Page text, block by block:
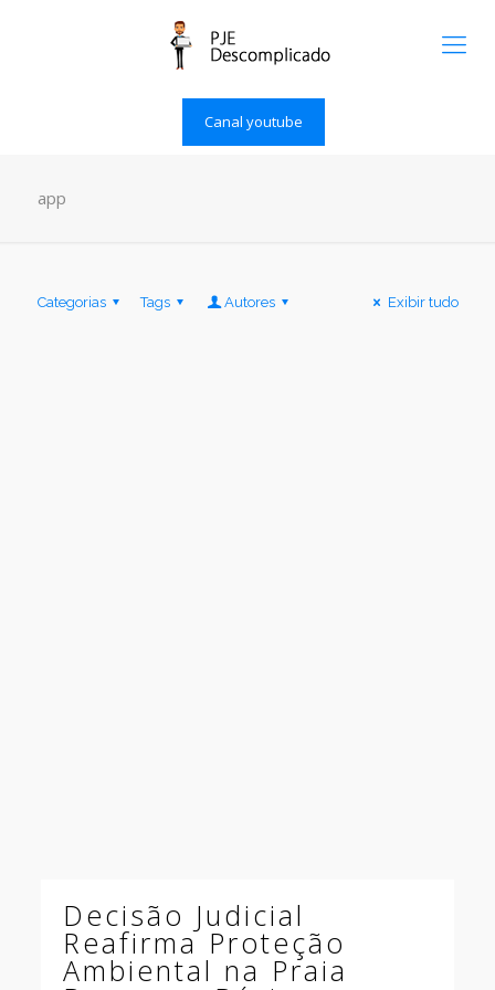
Canal youtube
app
Categorias Tags Autores Exibir tudo
Decisão Judicial
Reafirma Proteção
Ambiental na Praia